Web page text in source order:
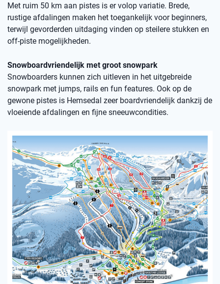
Met ruim 50 km aan pistes is er volop variatie. Brede,
rustige afdalingen maken het toegankelijk voor beginners,
terwijl gevorderden uitdaging vinden op steilere stukken en
off-piste mogelijkheden.
Snowboardvriendelijk met groot snowpark
Snowboarders kunnen zich uitleven in het uitgebreide
snowpark met jumps, rails en fun features. Ook op de
gewone pistes is Hemsedal zeer boardvriendelijk dankzij de
vloeiende afdalingen en fijne sneeuwcondities.